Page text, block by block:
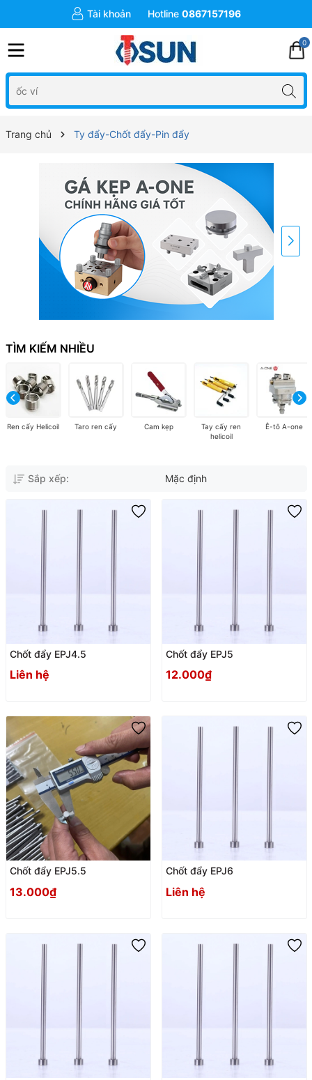
Tài khoản Hotline 0867157196
0
Trang chủ Ty đẩy-Chốt đẩy-Pin đẩy
TÌM KIẾM NHIỀU
Ren cấy Helicoil Taro ren cấy Cam kẹp
Tay cấy ren
helicoil
Ê-tô A-one
Sắp xếp: Mặc định
Chốt đẩy EPJ4.5
Liên hệ
Chốt đẩy EPJ5
12.000₫
Chốt đẩy EPJ5.5
13.000₫
Chốt đẩy EPJ6
Liên hệ